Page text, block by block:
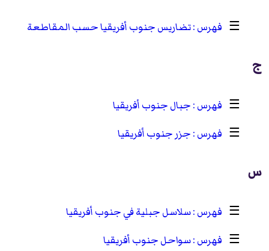
☰ تضاريس جنوب أفريقيا حسب المقاطعة
ج
☰
جبال جنوب أفريقيا
☰
جزر جنوب أفريقيا
س
☰
سلاسل جبلية في جنوب أفريقيا
☰
سواحل جنوب أفريقيا